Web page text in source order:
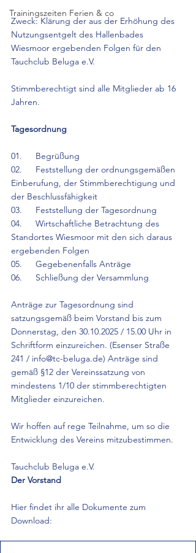
Trainingszeiten Ferien & co
Zweck: Klärung der aus der Erhöhung des
Nutzungsentgelt des Hallenbades
Wiesmoor ergebenden Folgen für den
Tauchclub Beluga e.V.
Stimmberechtigt sind alle Mitglieder ab 16
Jahren.
Tagesordnung
01.	Begrüßung
02.	Feststellung der ordnungsgemäßen
Einberufung, der Stimmberechtigung und
der Beschlussfähigkeit
03.	Feststellung der Tagesordnung
04.	Wirtschaftliche Betrachtung des
Standortes Wiesmoor mit den sich daraus
ergebenden Folgen
05.	Gegebenenfalls Anträge
06.	Schließung der Versammlung
Anträge zur Tagesordnung sind
satzungsgemäß beim Vorstand bis zum
Donnerstag, den 30.10.2025 / 15.00 Uhr in
Schriftform einzureichen. (Esenser Straße
241 / info@tc-beluga.de) Anträge sind
gemäß §12 der Vereinssatzung von
mindestens 1/10 der stimmberechtigten
Mitglieder einzureichen.
Wir hoffen auf rege Teilnahme, um so die
Entwicklung des Vereins mitzubestimmen.
Tauchclub Beluga e.V.
Der Vorstand
Hier findet ihr alle Dokumente zum
Download: